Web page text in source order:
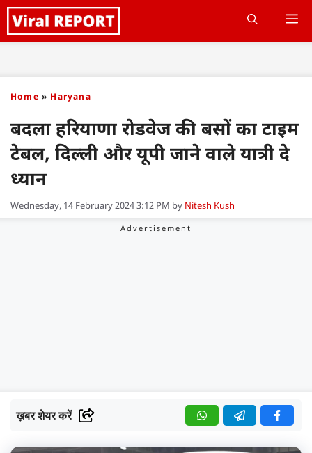
Skip
to
Home » Haryana
बदला हरियाणा रोडवेज की बसों का टाइम
टेबल, दिल्ली और यूपी जाने वाले यात्री दे
ध्यान
Wednesday, 14 February 2024 3:12 PM by Nitesh Kush
ख़बर शेयर करें